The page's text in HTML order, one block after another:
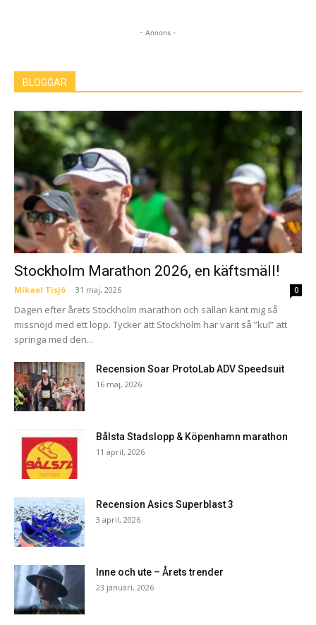
- Annons -
BLOGGAR
Stockholm Marathon 2026, en käftsmäll!
Mikael Tisjö - 31 maj, 2026 0
Dagen efter årets Stockholm marathon och sällan känt mig så
missnöjd med ett lopp. Tycker att Stockholm har varit så ”kul” att
springa med den...
Recension Soar ProtoLab ADV Speedsuit
16 maj, 2026
Bålsta Stadslopp & Köpenhamn marathon
11 april, 2026
Recension Asics Superblast 3
3 april, 2026
Inne och ute – Årets trender
23 januari, 2026